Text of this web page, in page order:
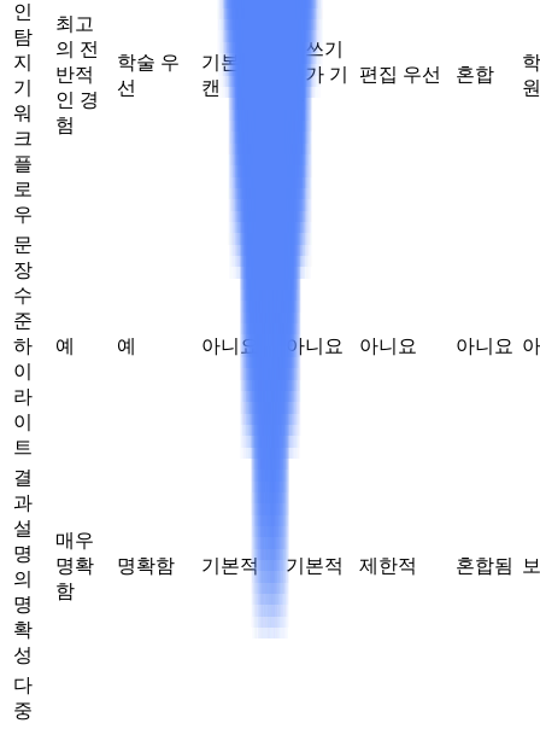
인
탐
지
기
워
크
플
로
우
최고
의 전
반적
인 경
험
학술 우
선
기본 스
캔
글쓰기
추가 기
편집 우선 혼합
원
문
장
수
준
하
이
라
이
트
예 예 아니요 아니요 아니요 아니요
결
과
설
명
의
명
확
성
매우
명확
함
명확함 기본적 기본적 제한적 혼합됨
다
중